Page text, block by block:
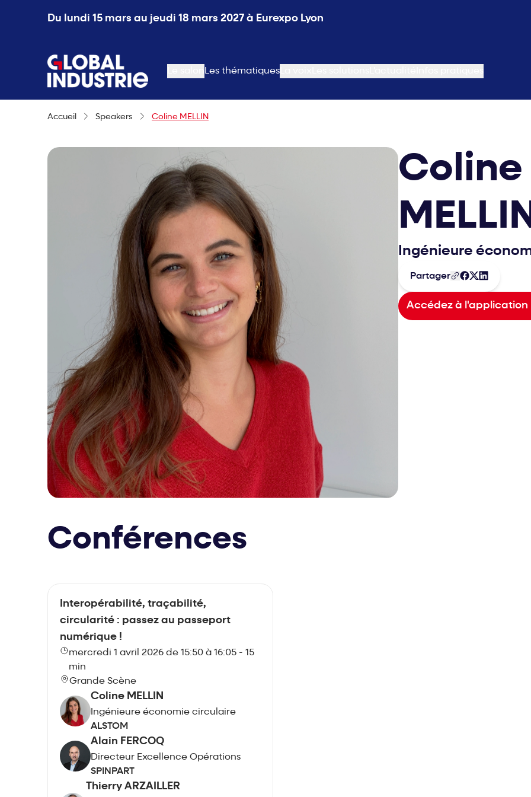
Du lundi 15 mars au jeudi 18 mars 2027 à Eurexpo Lyon
page.home
Les thématiques
Accueil Speakers Coline MELLIN
Coline
Ingénieure
Partager
Accédez à l'application
Conférences
Interopérabilité, traçabilité,
circularité : passez au passeport
numérique !
mercredi 1 avril 2026 de 15:50 à 16:05 - 15
min
Grande Scène
Coline MELLIN
Ingénieure économie circulaire
ALSTOM
Alain FERCOQ
Directeur Excellence Opérations
SPINPART
Thierry ARZAILLER